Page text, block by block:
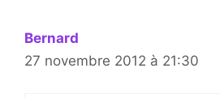
Bernard
27 novembre 2012 à 21:30